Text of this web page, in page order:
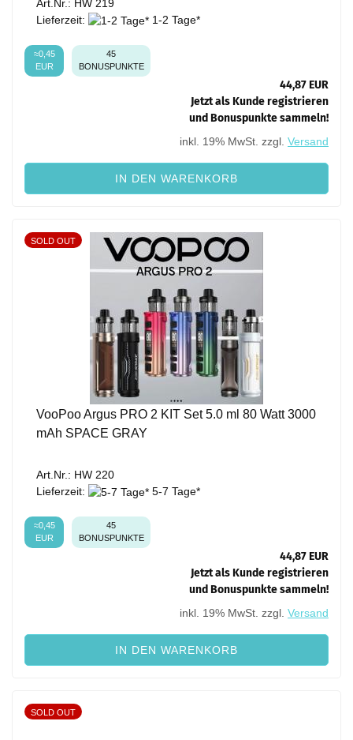
Art.Nr.: HW 219
Lieferzeit:
1-2 Tage*
45
BONUSPUNKTE
≈0,45
EUR
44,87 EUR
Jetzt als Kunde registrieren
und Bonuspunkte sammeln!
inkl. 19% MwSt. zzgl. Versand
IN DEN WARENKORB
SOLD OUT
VooPoo Argus PRO 2 KIT Set 5.0 ml 80 Watt 3000
mAh SPACE GRAY
Art.Nr.: HW 220
Lieferzeit:
5-7 Tage*
45
BONUSPUNKTE
≈0,45
EUR
44,87 EUR
Jetzt als Kunde registrieren
und Bonuspunkte sammeln!
inkl. 19% MwSt. zzgl. Versand
IN DEN WARENKORB
SOLD OUT